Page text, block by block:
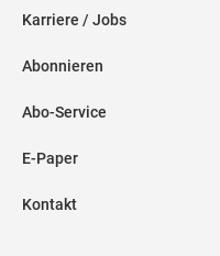
Karriere / Jobs
Abonnieren
Abo-Service
E-Paper
Kontakt